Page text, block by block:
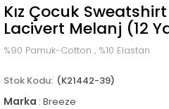
Kız Çocuk Sweatshirt
Lacivert Melanj (12
%90 Pamuk-Cotton , %10 Elastan
(K21442-39)
Marka : Breeze